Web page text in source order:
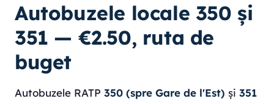
Autobuzele locale 350 și
351 — €2.50, ruta de
buget
Autobuzele RATP 350 (spre Gare de l'Est) și 351